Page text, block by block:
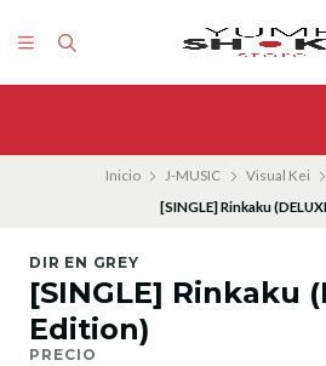
Inicio J-MUSIC Visual Kei
[SINGLE] Rinkaku
DIR EN GREY
[SINGLE] Rinkaku
Edition)
PRECIO